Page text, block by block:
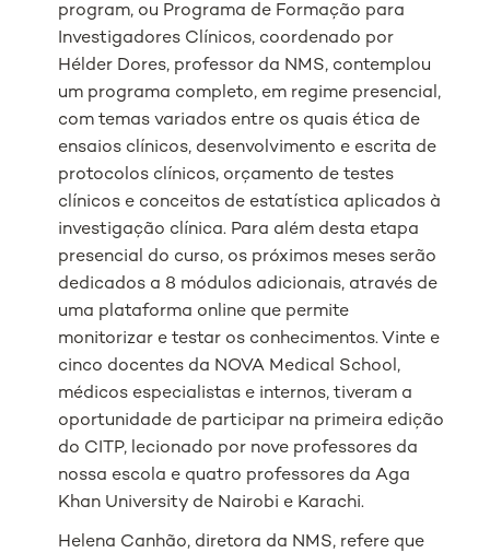
program, ou Programa de Formação para
Investigadores Clínicos, coordenado por
Hélder Dores, professor da NMS, contemplou
um programa completo, em regime presencial,
com temas variados entre os quais ética de
ensaios clínicos, desenvolvimento e escrita de
protocolos clínicos, orçamento de testes
clínicos e conceitos de estatística aplicados à
investigação clínica. Para além desta etapa
presencial do curso, os próximos meses serão
dedicados a 8 módulos adicionais, através de
uma plataforma online que permite
monitorizar e testar os conhecimentos. Vinte e
cinco docentes da NOVA Medical School,
médicos especialistas e internos, tiveram a
oportunidade de participar na primeira edição
do CITP, lecionado por nove professores da
nossa escola e quatro professores da Aga
Khan University de Nairobi e Karachi.
Helena Canhão, diretora da NMS, refere que